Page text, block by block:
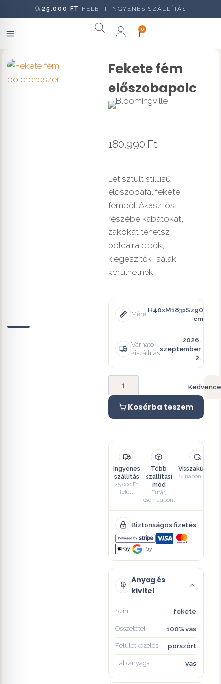
25.000 FT FELETT INGYENES SZÁLLÍTÁS
0
Fekete fém
előszobapolc
180.990 Ft
Letisztult stílusú
előszobafal fekete
fémből. Akasztós
részébe kabátokat,
zakókat tehetsz,
polcaira cipők,
kiegészítők, sálak
kerülhetnek.
Méret
H40xM183xSz90
cm
Várható
kiszállítás
2026.
szeptember
2.
Kosárba teszem
Ingyenes
szállítás
25 000 Ft
felett
Több
szállítási
mód
Futár,
csomagpont
Visszaküldés
14 napon belül
Biztonságos fizetés
Pay
Anyag és
kivitel
Szín fekete
Összetétel 100% vas
Felületkezelés porszórt
Láb anyaga vas